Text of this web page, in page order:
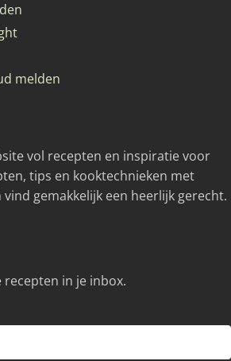
melden
vol recepten en inspiratie voor
tips en kooktechnieken met
gemakkelijk een heerlijk gerecht.
recepten in je inbox.